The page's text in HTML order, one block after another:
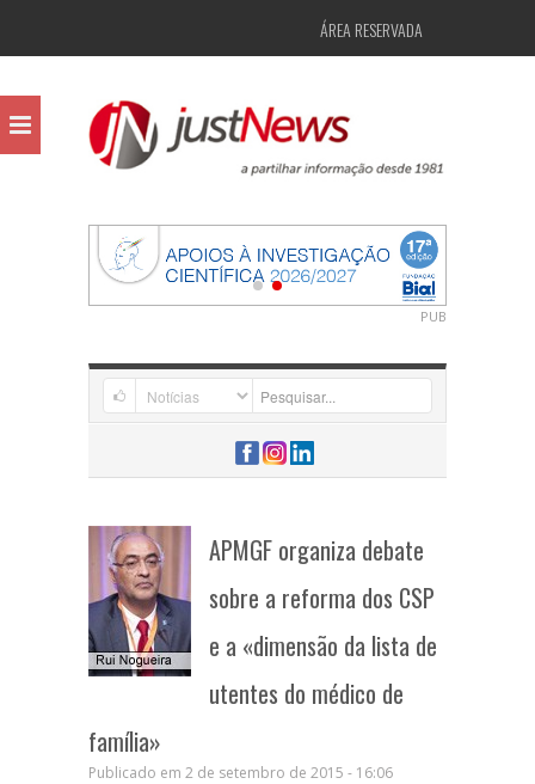
ÁREA RESERVADA
PUB
APMGF organiza debate
sobre a reforma dos CSP
e a «dimensão da lista de
utentes do médico de
família»
Publicado em 2 de setembro de 2015 - 16:06